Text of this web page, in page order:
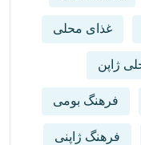
غذای محلی
ژاپن
فرهنگ بومی
فرهنگ ژاپنی